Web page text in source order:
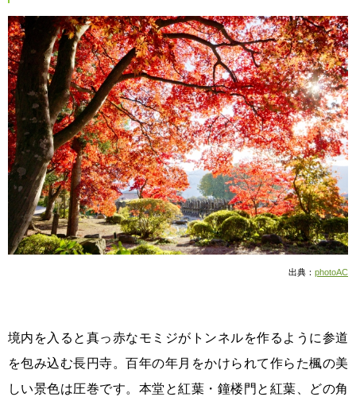
出典： photoAC
境内を入ると真っ赤なモミジがトンネルを作るように参道
を包み込む長円寺。百年の年月をかけられて作らた楓の美
しい景色は圧巻です。本堂と紅葉・鐘楼門と紅葉、どの角